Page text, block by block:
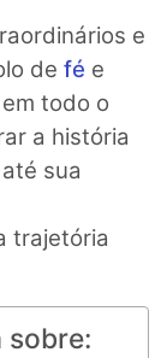
e
de fé e
todo o
a história
sua
trajetória
sobre: